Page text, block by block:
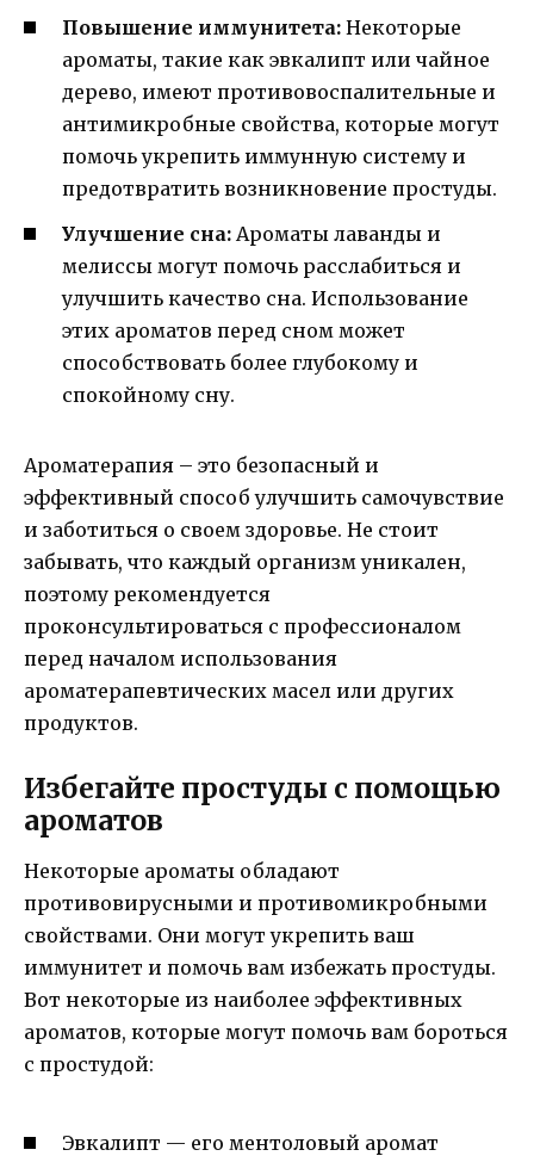
Повышение иммунитета: Некоторые
ароматы, такие как эвкалипт или чайное
дерево, имеют противовоспалительные и
антимикробные свойства, которые могут
помочь укрепить иммунную систему и
предотвратить возникновение простуды.
Улучшение сна: Ароматы лаванды и
мелиссы могут помочь расслабиться и
улучшить качество сна. Использование
этих ароматов перед сном может
способствовать более глубокому и
спокойному сну.
Ароматерапия – это безопасный и
эффективный способ улучшить самочувствие
и заботиться о своем здоровье. Не стоит
забывать, что каждый организм уникален,
поэтому рекомендуется
проконсультироваться с профессионалом
перед началом использования
ароматерапевтических масел или других
продуктов.
Избегайте простуды с помощью
ароматов
Некоторые ароматы обладают
противовирусными и противомикробными
свойствами. Они могут укрепить ваш
иммунитет и помочь вам избежать простуды.
Вот некоторые из наиболее эффективных
ароматов, которые могут помочь вам бороться
с простудой:
Эвкалипт — его ментоловый аромат